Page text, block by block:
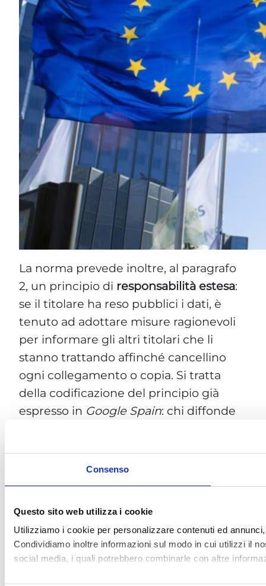
Consenso
Questo sito web utilizza i cookie
Utilizziamo i cookie per personalizzare contenuti ed
Condividiamo inoltre informazioni sul modo in cui utilizzi il
social media, i quali potrebbero combinarle con altre
La norma prevede inoltre, al paragrafo
2, un principio di responsabilità estesa:
se il titolare ha reso pubblici i dati, è
tenuto ad adottare misure ragionevoli
per informare gli altri titolari che li
stanno trattando affinché cancellino
ogni collegamento o copia. Si tratta
della codificazione del principio già
espresso in Google Spain: chi diffonde
modo effettivo e duraturo.
A livello pratico, Google agisce come
titolare del trattamento, mentre il sito
di origine resta un soggetto distinto.
Questo consente di chiedere la
deindicizzazione anche senza
contattare l’editore, come confermato